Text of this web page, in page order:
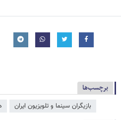
برچسب‌ها
بازیگران سینما و تلویزیون ایران